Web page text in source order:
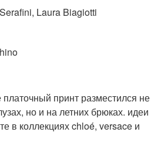
Laura Biagiotti
принт разместился не
но и на летних брюках. идеи
в коллекциях chloé, versace и